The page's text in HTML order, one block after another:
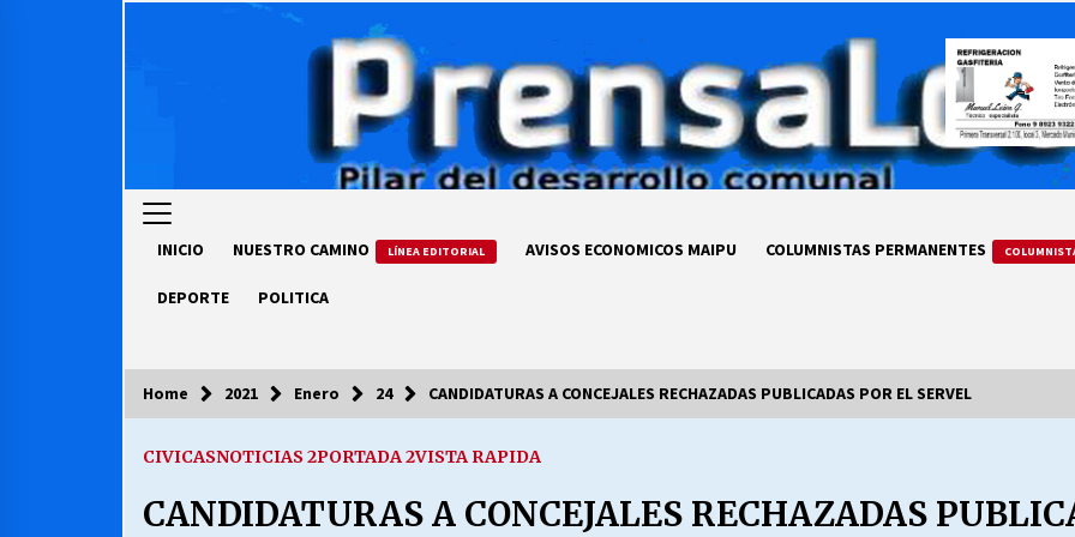
INICIO NUESTRO CAMINO LÍNEA EDITORIAL AVISOS ECONOMICOS MAIPU COLUMNISTAS PERMANENTES
DEPORTE POLITICA
COLUMNISTA
luz… ¿Y cuándo van a bajar?
03/08/2026
69 AÑOS DE HISTORIA
28/07/2026
Home 2021 Enero 24 CANDIDATURAS A CONCEJALES RECHAZADAS PUBLICADAS POR EL SERVEL
CIVICASNOTICIAS 2PORTADA 2VISTA RAPIDA
CANDIDATURAS A CONCEJALES RECHAZADAS